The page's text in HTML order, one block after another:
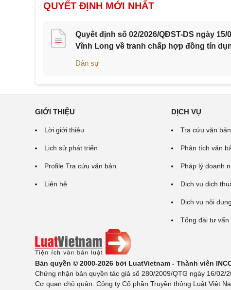
QUYẾT ĐỊNH MỚI NHẤT
Quyết định số 02/2026/QĐST-DS ngày
Vĩnh Long về tranh chấp hợp đồng tín
Dân sự
GIỚI THIỆU
Lời giới thiệu
Lịch sử phát triển
Profile Tra cứu văn bản
Liên hệ
DỊCH VỤ
Tra cứu văn bản
Phân tích văn
Pháp lý doanh
Dịch vụ dịch
Dịch vụ nội dung
Tổng đài tư vấn
Bản quyền © 2000-2026 bởi LuatVietnam - Thành viên
Chứng nhận bản quyền tác giả số 280/2009/QTG ngày 16/02/
Cơ quan chủ quản: Công ty Cổ phần Truyền thông Luật Việt